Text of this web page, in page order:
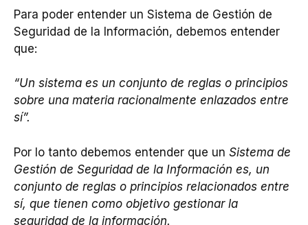
Para poder entender un Sistema de Gestión de
Seguridad de la Información, debemos entender
que:
“Un sistema es un conjunto de reglas o principios
sobre una materia racionalmente enlazados entre
sí”.
Por lo tanto debemos entender que un Sistema de
Gestión de Seguridad de la Información es, un
conjunto de reglas o principios relacionados entre
sí, que tienen como objetivo gestionar la
seguridad de la información.